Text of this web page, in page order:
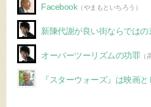
Facebook（やまもといちろう）
新陳代謝が良い街ならではの
オーバーツーリズムの功罪（
『スターウォーズ』は映画